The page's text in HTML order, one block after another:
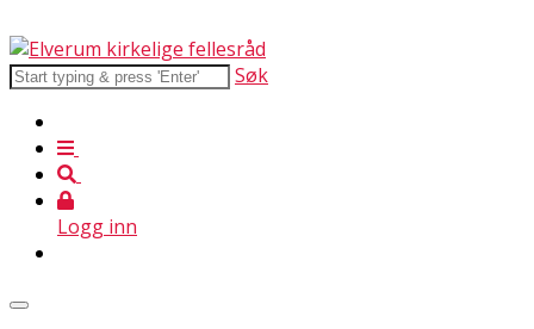
Søk
Logg inn